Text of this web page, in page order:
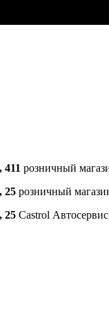
розничный
25 розничный
25 Castrol Автосервис